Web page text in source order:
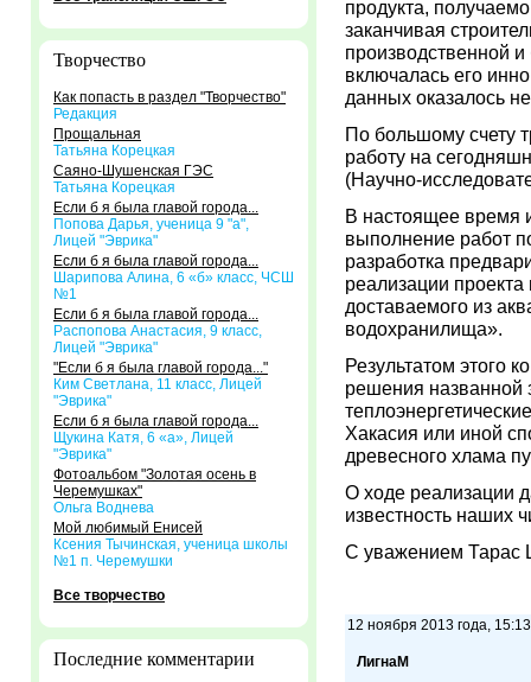
Творчество
Как попасть в раздел "Творчество"
Редакция
Прощальная
Татьяна Корецкая
Саяно-Шушенская ГЭС
Татьяна Корецкая
Если б я была главой города...
Попова Дарья, ученица 9 "а",
Лицей "Эврика"
Если б я была главой города...
Шарипова Алина, 6 «б» класс, ЧСШ
№1
Если б я была главой города...
Распопова Анастасия, 9 класс,
Лицей "Эврика"
"Если б я была главой города..."
Ким Светлана, 11 класс, Лицей
"Эврика"
Если б я была главой города...
Щукина Катя, 6 «а», Лицей
"Эврика"
Фотоальбом "Золотая осень в
Черемушках"
Ольга Воднева
Мой любимый Енисей
Ксения Тычинская, ученица школы
№1 п. Черемушки
Все творчество
Последние комментарии
продукта,
заканчивая
производственной
включалась его
данных оказалось
По большому счету
работу на
(Научно-
В настоящее время
выполнение работ
разработка
реализации
доставаемого из
водохранилища».
Результатом этого
решения названной
Хакасия или иной
древесного хлама
О ходе реализации
известность наших
С уважением
12 ноября 2013 года, 15:13
ЛигнаМ